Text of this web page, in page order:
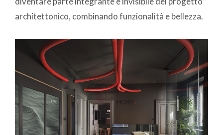
architettonico, combinando funzionalità e bellezza.